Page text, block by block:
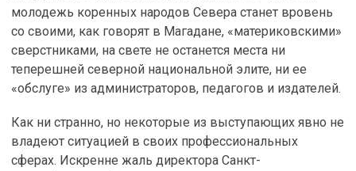
молодежь коренных народов Севера станет вровень
со своими, как говорят в Магадане, «материковскими»
сверстниками, на свете не останется места ни
теперешней северной национальной элите, ни ее
«обслуге» из администраторов, педагогов и издателей.
Как ни странно, но некоторые из выступающих явно не
владеют ситуацией в своих профессиональных
сферах. Искренне жаль директора Санкт-